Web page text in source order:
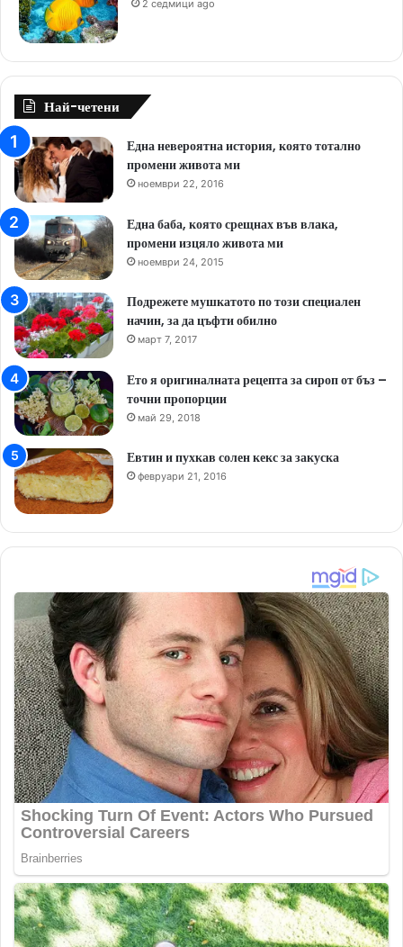
2 седмици ago
Най-четени
Една невероятна история, която тотално
промени живота ми
ноември 22, 2016
Една баба, която срещнах във влака,
промени изцяло живота ми
ноември 24, 2015
Подрежете мушкатото по този специален
начин, за да цъфти обилно
март 7, 2017
Ето я оригиналната рецепта за сироп от бъз –
точни пропорции
май 29, 2018
Евтин и пухкав солен кекс за закуска
февруари 21, 2016